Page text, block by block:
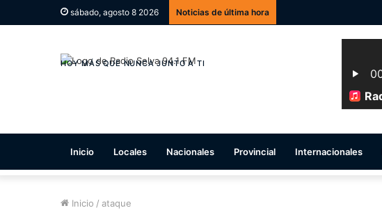
sábado, agosto 8 2026 Noticias de última hora
Inicio Locales Nacionales Provincial Internacionales
Inicio / ataque